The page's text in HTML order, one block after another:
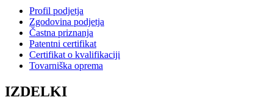
Profil podjetja
Zgodovina podjetja
Častna priznanja
Patentni certifikat
Certifikat o kvalifikaciji
Tovarniška oprema
IZDELKI